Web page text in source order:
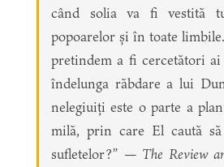
când solia va fi vestită
popoarelor și în toate
pretindem a fi cercetători
îndelunga răbdare a lui
nelegiuiți este o parte a
milă, prin care El caută să
sufletelor?” — The Review